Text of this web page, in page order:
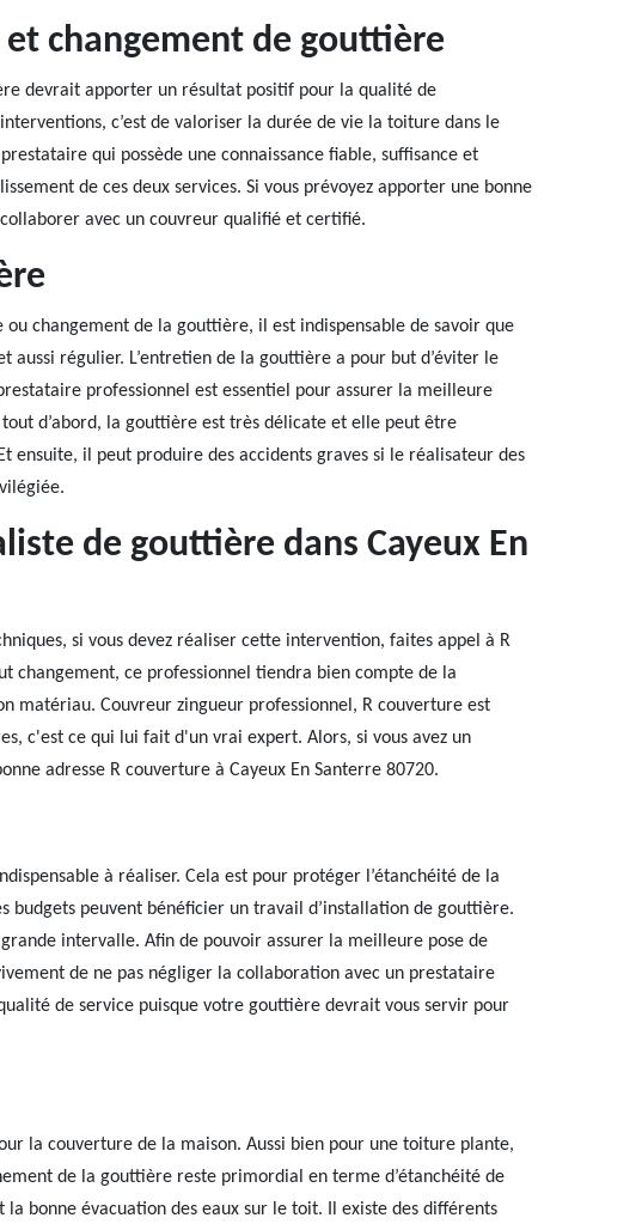
changement de gouttière
devrait apporter un résultat positif pour la qualité de
c’est de valoriser la durée de vie la toiture dans le
qui possède une connaissance fiable, suffisance et
de ces deux services. Si vous prévoyez apporter une bonne
avec un couvreur qualifié et certifié.
changement de la gouttière, il est indispensable de savoir que
aussi régulier. L’entretien de la gouttière a pour but d’éviter le
professionnel est essentiel pour assurer la meilleure
d’abord, la gouttière est très délicate et elle peut être
ensuite, il peut produire des accidents graves si le réalisateur des
de gouttière dans Cayeux En
si vous devez réaliser cette intervention, faites appel à R
changement, ce professionnel tiendra bien compte de la
matériau. Couvreur zingueur professionnel, R couverture est
c'est ce qui lui fait d'un vrai expert. Alors, si vous avez un
adresse R couverture à Cayeux En Santerre 80720.
à réaliser. Cela est pour protéger l’étanchéité de la
budgets peuvent bénéficier un travail d’installation de gouttière.
intervalle. Afin de pouvoir assurer la meilleure pose de
de ne pas négliger la collaboration avec un prestataire
de service puisque votre gouttière devrait vous servir pour
la couverture de la maison. Aussi bien pour une toiture plante,
de la gouttière reste primordial en terme d’étanchéité de
bonne évacuation des eaux sur le toit. Il existe des différents